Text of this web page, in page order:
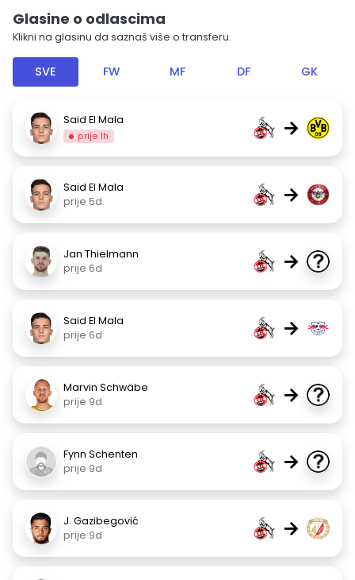
Glasine o odlascima
Klikni na glasinu da saznaš više o transferu.
SVE FW MF DF GK
Said El Mala
prije 1h →
Said El Mala
prije 5d
→
Jan Thielmann
prije 6d
→
Said El Mala
prije 6d
→
Marvin Schwäbe
prije 9d
→
Fynn Schenten
prije 9d
→
J. Gazibegović
prije 9d
→